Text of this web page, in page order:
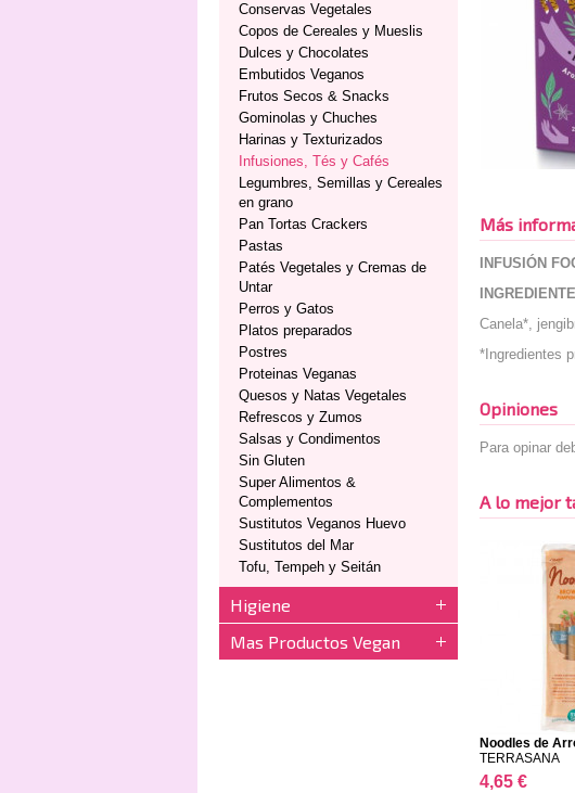
Conservas Vegetales
Copos de Cereales y Mueslis
Dulces y Chocolates
Embutidos Veganos
Frutos Secos & Snacks
Gominolas y Chuches
Harinas y Texturizados
Infusiones, Tés y Cafés
Legumbres, Semillas y Cereales
en grano
Pan Tortas Crackers
Pastas
Patés Vegetales y Cremas de
Untar
Perros y Gatos
Platos preparados
Postres
Proteinas Veganas
Quesos y Natas Vegetales
Refrescos y Zumos
Salsas y Condimentos
Sin Gluten
Super Alimentos &
Complementos
Sustitutos Veganos Huevo
Sustitutos del Mar
Tofu, Tempeh y Seitán
Higiene
Mas Productos Vegan
Más
INFUSIÓN
Canela*,
*Ingredientes
Opiniones
Para opinar
A lo mejor
Noodles de
TERRASANA
4,65 €